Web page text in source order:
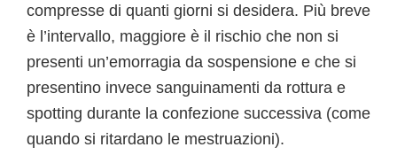
compresse di quanti giorni si desidera. Più breve
è l’intervallo, maggiore è il rischio che non si
presenti un’emorragia da sospensione e che si
presentino invece sanguinamenti da rottura e
spotting durante la confezione successiva (come
quando si ritardano le mestruazioni).